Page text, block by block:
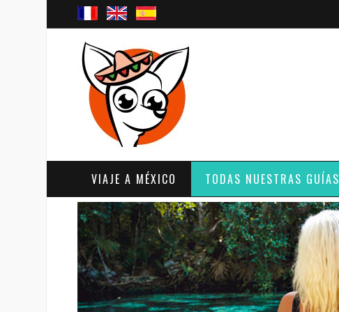
VIAJE A MÉXICO TODAS NUESTRAS GUÍAS